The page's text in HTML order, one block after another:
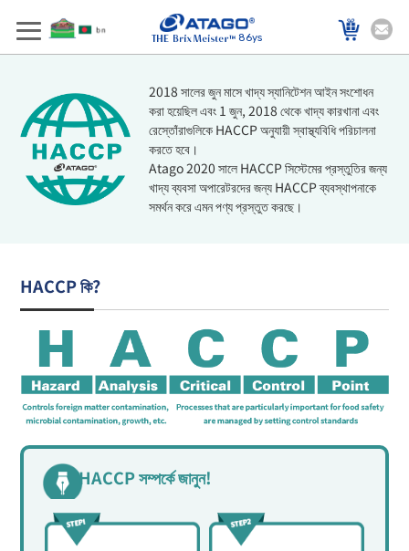
86ys
2018 সালের জুন মাসে খাদ্য স্যানিটেশন আইন সংশোধন
করা হয়েছিল এবং 1 জুন, 2018 থেকে খাদ্য কারখানা এবং
রেস্তোঁরাগুলিকে HACCP অনুযায়ী স্বাস্থ্যবিধি পরিচালনা
করতে হবে।
Atago 2020 সালে HACCP সিস্টেমের প্রস্তুতির জন্য
খাদ্য ব্যবসা অপারেটরদের জন্য HACCP ব্যবস্থাপনাকে
সমর্থন করে এমন পণ্য প্রস্তুত করছে।
HACCP কি?
HACCP সম্পর্কে জানুন!